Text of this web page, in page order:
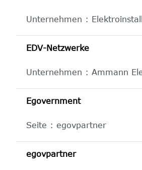
Unternehmen :
EDV-Netzwerke
Unternehmen : Ammann
Egovernment
Seite : egovpartner
egovpartner